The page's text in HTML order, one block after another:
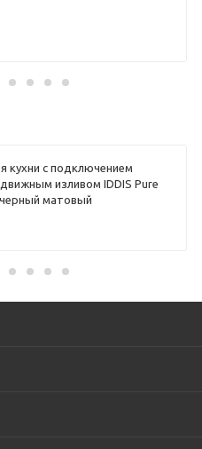
кухни с подключением
изливом IDDIS Pure
черный матовый